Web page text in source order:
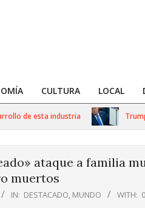
CULTURA LOCAL
esta industria Trump
ataque a familia
muertos
IN: DESTACADO, MUNDO WITH: